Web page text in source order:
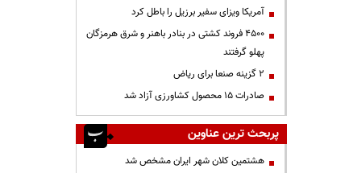
آمریکا ویزای سفیر برزیل را باطل کرد
۴۵۰۰ فروند کشتی در بنادر باهنر و شرق هرمزگان
پهلو گرفتند
۲ گزینه صنعا برای ریاض
صادرات ۱۵ محصول کشاورزی آزاد شد
پربحث ترین عناوین
هشتمین کلان شهر ایران مشخص شد